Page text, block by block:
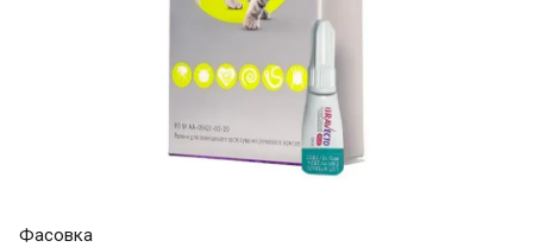
Фасовка